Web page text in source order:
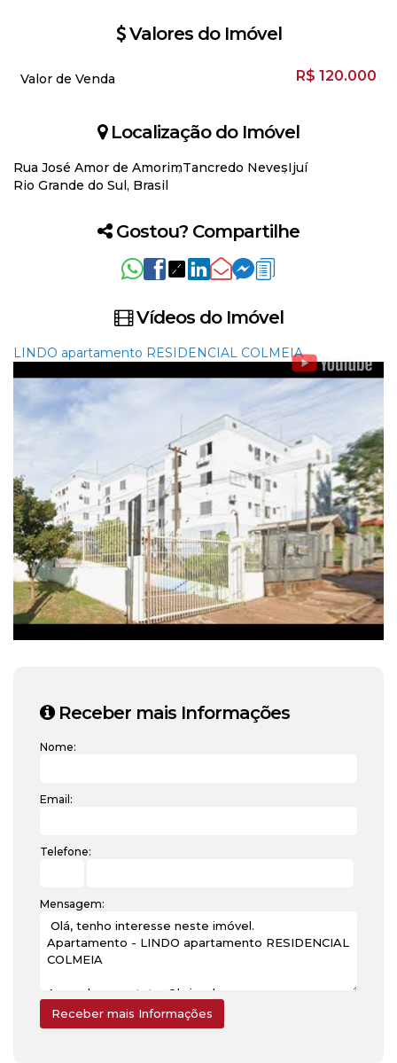
Valores do Imóvel
R$ 120.000
Valor de Venda
Localização do Imóvel
Rua José Amor de AmorimTancredo NevesIjuí
Rio Grande do Sul, Brasil
Gostou? Compartilhe
Vídeos do Imóvel
LINDO apartamento RESIDENCIAL COLMEIA
Receber mais Informações
Nome:
Email:
Telefone:
Mensagem: